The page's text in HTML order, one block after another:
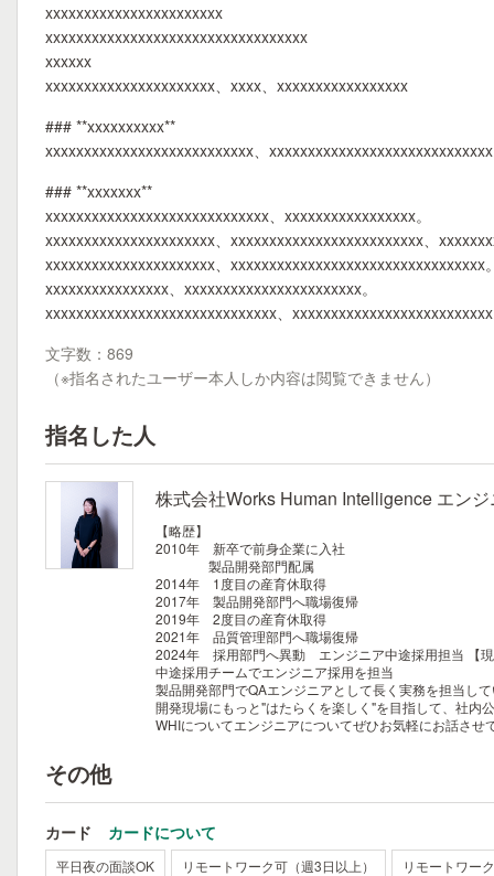
xxxxxxxxxxxxxxxxxxxxxxx
xxxxxxxxxxxxxxxxxxxxxxxxxxxxxxxxxx
xxxxxx
xxxxxxxxxxxxxxxxxxxxxx、xxxx、xxxxxxxxxxxxxxxxx
### **xxxxxxxxxx**
xxxxxxxxxxxxxxxxxxxxxxxxxxx、
### **xxxxxxx**
xxxxxxxxxxxxxxxxxxxxxxxxxxxxx、xxxxxxxxxxxxxxxxx。
xxxxxxxxxxxxxxxxxxxxxx、xxxxxxxxxxxxxxxxxxxxxxxxx、
xxxxxxxxxxxxxxxxxxxxxx、xxxxxxxxxxxxxxxxxxxxxxxxxxxxxxxxx。
xxxxxxxxxxxxxxxx、xxxxxxxxxxxxxxxxxxxxxxx。
xxxxxxxxxxxxxxxxxxxxxxxxxxxxxx、xxxxxxxxxxxxxxxxxxxxxxxxxx
文字数：869
（※指名されたユーザー本人しか内容は閲覧できません）
指名した人
株式会社Works Human Intelligence エン
【略歴】
2010年 新卒で前身企業に入社
製品開発部門配属
2014年 1度目の産育休取得
2017年 製品開発部門へ職場復帰
2019年 2度目の産育休取得
2021年 品質管理部門へ職場復帰
2024年 採用部門へ異動 エンジニア中途採用担当
【
中途採用チームでエンジニア採用を担当
製品開発部門でQAエンジニアとして長く実務を担当し
開発現場にもっと"はたらくを楽しく"を目指して、社内
WHIについてエンジニアについてぜひお気軽にお話させ
その他
カード カードについて
平日夜の面談OK リモートワーク可（週3日以上） リモートワー